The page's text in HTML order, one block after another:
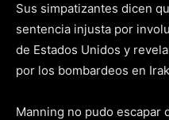
Sus simpatizantes dicen
sentencia injusta por
de Estados Unidos y
por los bombardeos en
Manning no pudo escapar